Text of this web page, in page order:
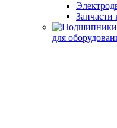
Запчасти
для